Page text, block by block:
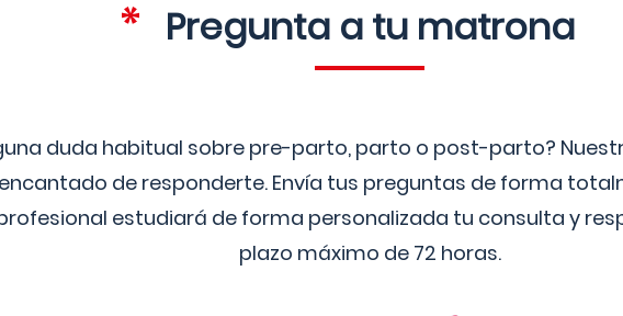
Pregunta a tu matrona
duda habitual sobre pre-parto, parto o post-parto?
de responderte. Envía tus preguntas de forma
estudiará de forma personalizada tu consulta y
plazo máximo de 72 horas.